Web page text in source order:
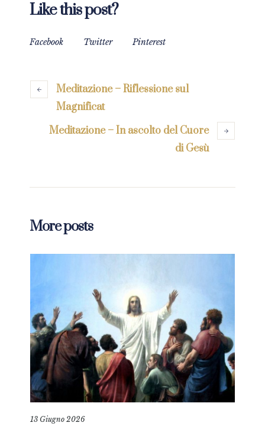
Like this post?
Facebook Twitter Pinterest
Meditazione – Riflessione sul
Magnificat
Meditazione – In ascolto del Cuore
di Gesù
More posts
13 Giugno 2026